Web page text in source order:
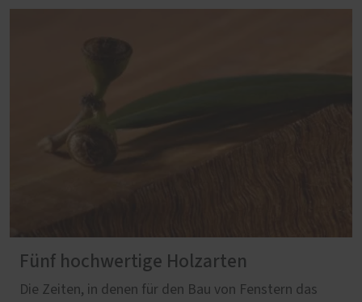
Fünf hochwertige Holzarten
Die Zeiten, in denen für den Bau von Fenstern das